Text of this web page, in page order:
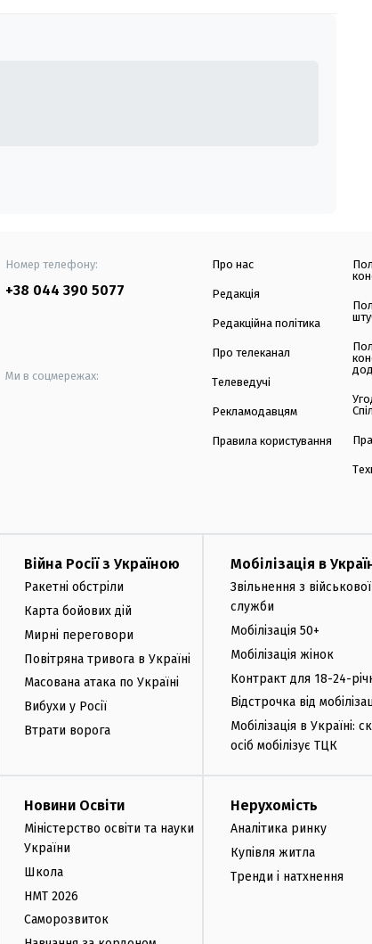
Номер телефону:
+38 044 390 5077
Ми в соцмережах:
Про нас
Редакція
Редакційна політика
Про телеканал
Телеведучі
Рекламодавцям
Правила користування
Війна Росії з Україною
Ракетні обстріли
Карта бойових дій
Мирні переговори
Повітряна тривога в Україні
Масована атака по Україні
Вибухи у Росії
Втрати ворога
Мобілізація в
Звільнення з військової
служби
Мобілізація 50+
Мобілізація жінок
Контракт для 18-24-
Відстрочка від
Мобілізація в Україні:
осіб мобілізує ТЦК
Новини Освіти
Міністерство освіти та науки
України
Школа
НМТ 2026
Саморозвиток
Нерухомість
Аналітика ринку
Купівля житла
Тренди і натхнення